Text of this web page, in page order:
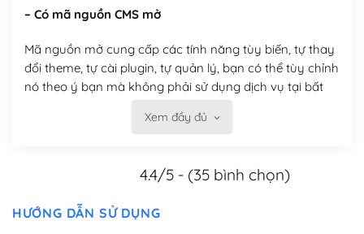
– Có mã nguồn CMS mở
Mã nguồn mở cung cấp các tính năng tùy biến, tự thay
đổi theme, tự cài plugin, tự quản lý, bạn có thể tùy chỉnh
nó theo ý bạn mà không phải sử dụng dịch vụ tại bất
Xem đầy đủ
4.4/5 - (35 bình chọn)
HƯỚNG DẪN SỬ DỤNG